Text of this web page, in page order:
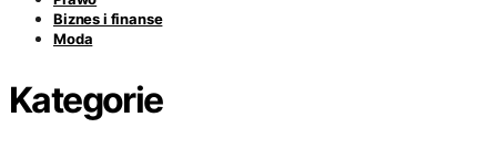
Biznes i finanse
Moda
Kategorie